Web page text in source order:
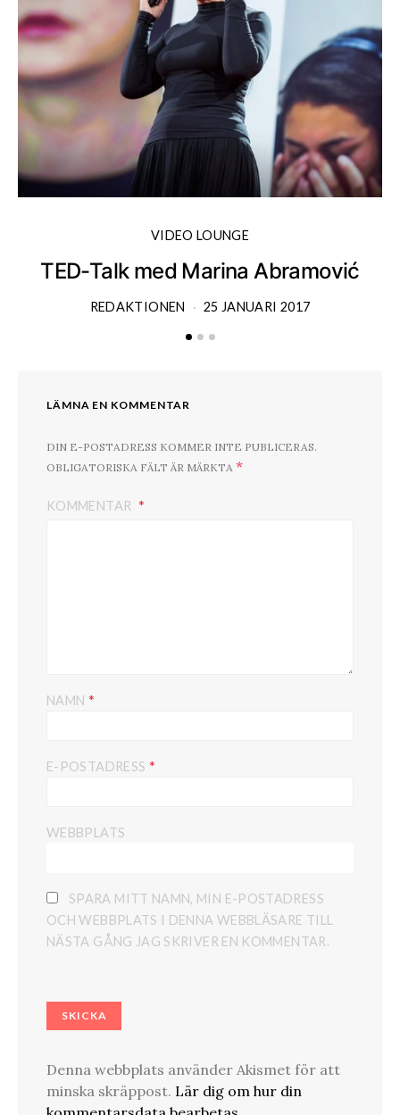
VIDEO LOUNGE
TED-Talk med Marina Abramović
REDAKTIONEN 25 JANUARI 2017
LÄMNA EN KOMMENTAR
DIN E-POSTADRESS KOMMER INTE PUBLICERAS.
OBLIGATORISKA FÄLT ÄR MÄRKTA *
KOMMENTAR
NAMN *
E-POSTADRESS *
WEBBPLATS
SPARA MITT NAMN, MIN E-POSTADRESS
OCH WEBBPLATS I DENNA WEBBLÄSARE TILL
NÄSTA GÅNG JAG SKRIVER EN KOMMENTAR.
Denna webbplats använder Akismet för att
minska skräppost. Lär dig om hur din